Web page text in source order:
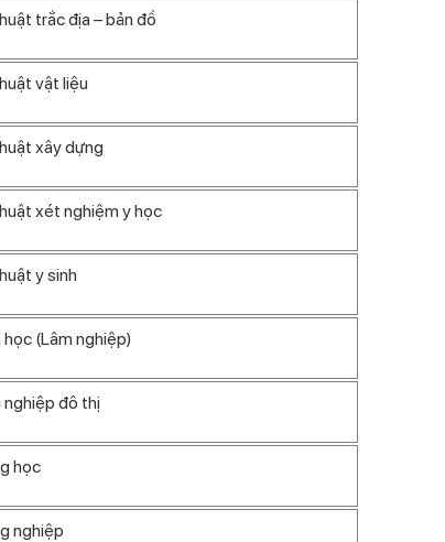
trắc địa – bản đồ
vật liệu
xây dựng
xét nghiệm y học
y sinh
học (Lâm nghiệp)
nghiệp đô thị
học
nghiệp